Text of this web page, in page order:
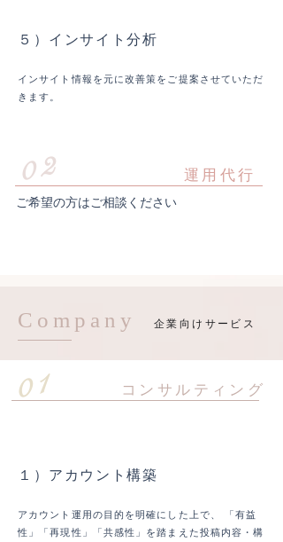
５）インサイト分析
インサイト情報を元に改善策をご提案させていただ
きます。
02 ​運用代行
ご希望の方はご相談ください
Company ​企業向けサービス
01 ​コンサルティング
１）アカウント構築
アカウント運用の目的を明確にした上で、 「有益
性」「再現性」「共感性」を踏まえた投稿内容・構